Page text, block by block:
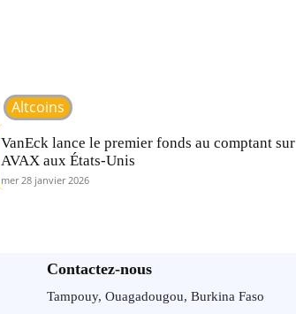
Altcoins
VanEck lance le premier fonds au comptant sur
AVAX aux États-Unis
mer 28 janvier 2026
Contactez-nous
Tampouy, Ouagadougou, Burkina Faso